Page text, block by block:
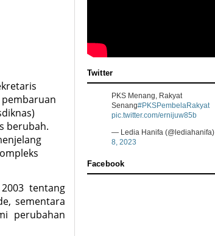
pembaruan
berubah.
tentang
sementara
perubahan
Twitter
PKS Menang, Rakyat
Senang#PKSPembelaRakyat
pic.twitter.com/ernijuw85b
— Ledia Hanifa (@lediahanifa)
8, 2023
Facebook